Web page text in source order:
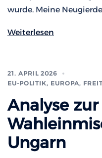
wurde. Meine
Weiterlesen
21. APRIL 2026
EU-POLITIK, EUROPA,
Analyse zur
Ungarn